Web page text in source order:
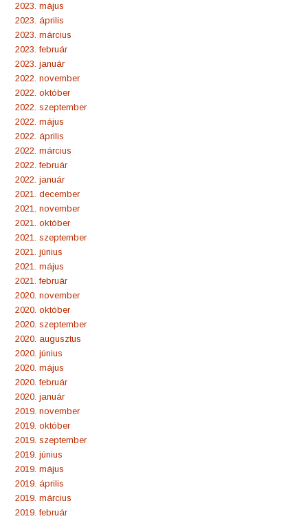
2023. május
2023. április
2023. március
2023. február
2023. január
2022. november
2022. október
2022. szeptember
2022. május
2022. április
2022. március
2022. február
2022. január
2021. december
2021. november
2021. október
2021. szeptember
2021. június
2021. május
2021. február
2020. november
2020. október
2020. szeptember
2020. augusztus
2020. június
2020. május
2020. február
2020. január
2019. november
2019. október
2019. szeptember
2019. június
2019. május
2019. április
2019. március
2019. február